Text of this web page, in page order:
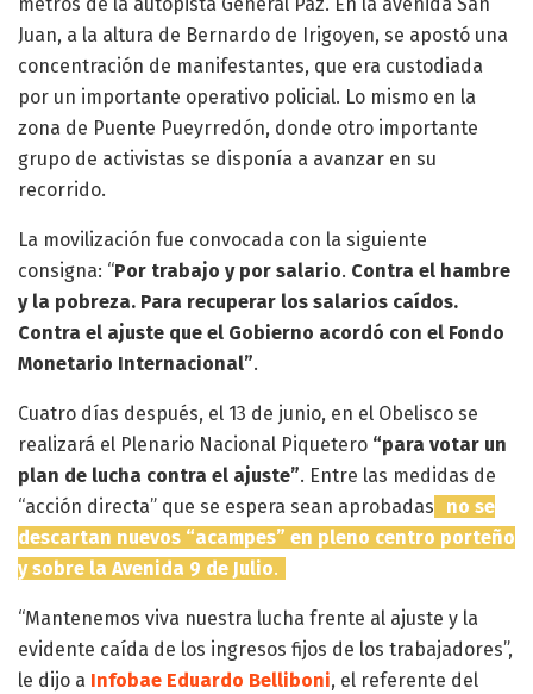
metros de la autopista General Paz. En la avenida San
Juan, a la altura de Bernardo de Irigoyen, se apostó una
concentración de manifestantes, que era custodiada
por un importante operativo policial. Lo mismo en la
zona de Puente Pueyrredón, donde otro importante
grupo de activistas se disponía a avanzar en su
recorrido.
La movilización fue convocada con la siguiente
consigna: “Por trabajo y por salario. Contra el hambre
y la pobreza. Para recuperar los salarios caídos.
Contra el ajuste que el Gobierno acordó con el Fondo
Monetario Internacional”.
Cuatro días después, el 13 de junio, en el Obelisco se
realizará el Plenario Nacional Piquetero “para votar un
plan de lucha contra el ajuste”. Entre las medidas de
“acción directa” que se espera sean aprobadas
no se
descartan nuevos “acampes” en pleno centro porteño
y sobre la Avenida 9 de Julio.
“Mantenemos viva nuestra lucha frente al ajuste y la
evidente caída de los ingresos fijos de los trabajadores”,
le dijo a Infobae Eduardo Belliboni, el referente del